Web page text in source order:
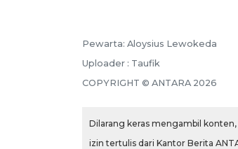
Pewarta: Aloysius Lewokeda
Uploader : Taufik
COPYRIGHT © ANTARA 2026
Dilarang keras mengambil
izin tertulis dari Kantor Berita